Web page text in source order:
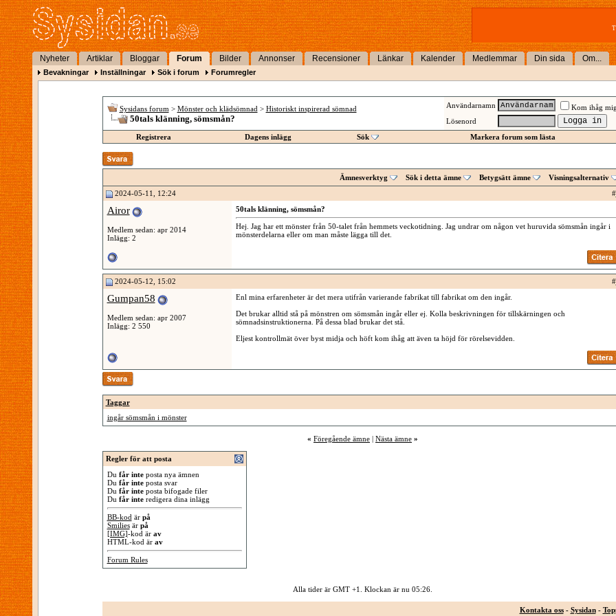
Nyheter Artiklar Bloggar Forum Bilder Annonser Recensioner Länkar Kalender Medlemmar Din sida Om...
Bevakningar Inställningar Sök i forum Forumregler
Sysidans forum > Mönster och klädsömnad > Historiskt inspirerad sömnad
50tals klänning, sömsmån?
Användarnamn
Kom ihåg
Lösenord
Registrera
Dagens inlägg Sök Markera forum som lästa
Ämnesverktyg Sök i detta ämne Betygsätt ämne
Visningsalternativ
2024-05-11, 12:24
#
Airor
Medlem sedan: apr 2014
Inlägg: 2
50tals klänning, sömsmån?
Hej. Jag har ett mönster från 50-talet från hemmets veckotidning. Jag undrar om någon vet huruvida sömsmån ingår i
mönsterdelarna eller om man måste lägga till det.
2024-05-12, 15:02 #
Gumpan58
Medlem sedan: apr 2007
Inlägg: 2 550
Enl mina erfarenheter är det mera utifrån varierande fabrikat till fabrikat om den ingår.
Det brukar alltid stå på mönstren om sömsmån ingår eller ej. Kolla beskrivningen för tillskärningen och
sömnadsinstruktionerna. På dessa blad brukar det stå.
Eljest kontrollmät över byst midja och höft kom ihåg att även ta höjd för rörelsevidden.
Taggar
ingår sömsmån i mönster
« Föregående ämne | Nästa ämne »
Regler för att posta
Du får inteposta nya ämnen
Du får inteposta svar
Du får inteposta bifogade filer
Du får interedigera dina inlägg
BB-kod är på
Smiliesär på
[IMG]-kod är av
HTML-kod är av
Forum Rules
Alla tider är GMT +1. Klockan är nu 05:26
Kontakta oss- Sysidan-